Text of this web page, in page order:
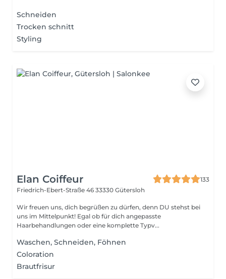
Schneiden
Trocken schnitt
Styling
Elan Coiffeur
133
Friedrich-Ebert-Straße 46 33330 Gütersloh
Wir freuen uns, dich begrüßen zu dürfen, denn DU stehst bei
uns im Mittelpunkt! Egal ob für dich angepasste
Haarbehandlungen oder eine komplette Typv...
Waschen, Schneiden, Föhnen
Coloration
Brautfrisur